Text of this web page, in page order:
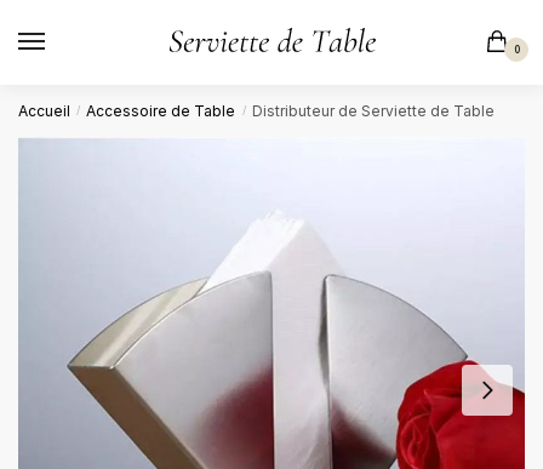
0
Accueil / Accessoire de Table / Distributeur de Serviette de Table